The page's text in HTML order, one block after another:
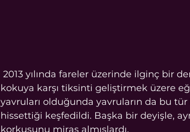
kokuya karşı tiksinti geliştirmek üzere
yavruları olduğunda yavruların da bu tür
hissettiği keşfedildi. Başka bir deyişle,
korkusunu miras almışlardı.